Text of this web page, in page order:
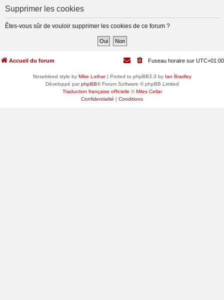
Supprimer les cookies
Êtes-vous sûr de vouloir supprimer les cookies de ce forum ?
Accueil du forum Fuseau horaire sur UTC+01:00
Nosebleed style by Mike Lothar| Ported to phpBB3.3 by Ian Bradley
Développé parphpBB® Forum Software © phpBB Limited
Traduction française officielle ©Miles Cellar
Confidentialité | Conditions